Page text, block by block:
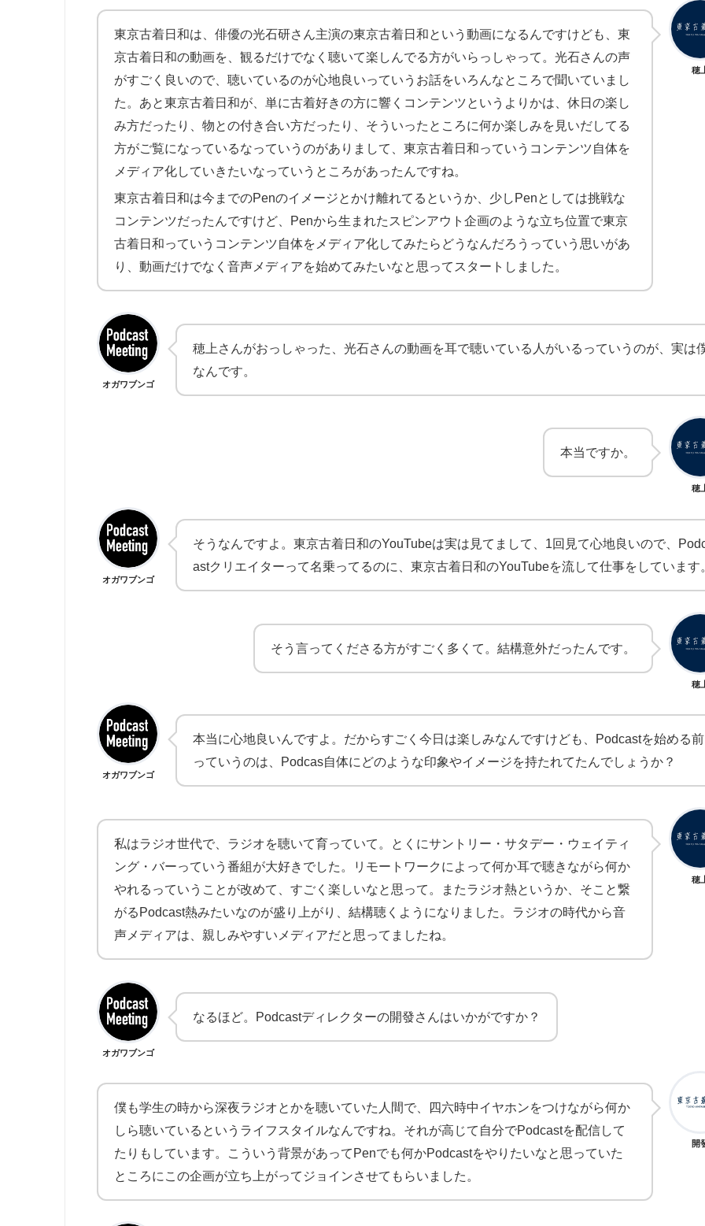
穂
東京古着日和は、俳優の光石研さん主演の東京古着日和という動画になるんですけども、東
京古着日和の動画を、観るだけでなく聴いて楽しんでる方がいらっしゃって。光石さんの声
がすごく良いので、聴いているのが心地良いっていうお話をいろんなところで聞いていまし
た。あと東京古着日和が、単に古着好きの方に響くコンテンツというよりかは、休日の楽し
み方だったり、物との付き合い方だったり、そういったところに何か楽しみを見いだしてる
方がご覧になっているなっていうのがありまして、東京古着日和っていうコンテンツ自体を
メディア化していきたいなっていうところがあったんですね。
東京古着日和は今までのPenのイメージとかけ離れてるというか、少しPenとしては挑戦な
コンテンツだったんですけど、Penから生まれたスピンアウト企画のような立ち位置で東京
古着日和っていうコンテンツ自体をメディア化してみたらどうなんだろうっていう思いがあ
り、動画だけでなく音声メディアを始めてみたいなと思ってスタートしました。
オガワブンゴ
穂上さんがおっしゃった、光石さんの動画を耳で聴いている人がいるっていうのが、実は
なんです。
穂
本当ですか。
オガワブンゴ
そうなんですよ。東京古着日和のYouTubeは実は見てまして、1回見て心地良いので、
astクリエイターって名乗ってるのに、東京古着日和のYouTubeを流して仕事をしています
穂
そう言ってくださる方がすごく多くて。結構意外だったんです。
オガワブンゴ
本当に心地良いんですよ。だからすごく今日は楽しみなんですけども、Podcastを始める前
っていうのは、Podcas自体にどのような印象やイメージを持たれてたんでしょうか？
穂
私はラジオ世代で、ラジオを聴いて育っていて。とくにサントリー・サタデー・ウェイティ
ング・バーっていう番組が大好きでした。リモートワークによって何か耳で聴きながら何か
やれるっていうことが改めて、すごく楽しいなと思って。またラジオ熱というか、そこと繋
がるPodcast熱みたいなのが盛り上がり、結構聴くようになりました。ラジオの時代から音
声メディアは、親しみやすいメディアだと思ってましたね。
オガワブンゴ
なるほど。Podcastディレクターの開發さんはいかがですか？
開
僕も学生の時から深夜ラジオとかを聴いていた人間で、四六時中イヤホンをつけながら何か
しら聴いているというライフスタイルなんですね。それが高じて自分でPodcastを配信して
たりもしています。こういう背景があってPenでも何かPodcastをやりたいなと思っていた
ところにこの企画が立ち上がってジョインさせてもらいました。